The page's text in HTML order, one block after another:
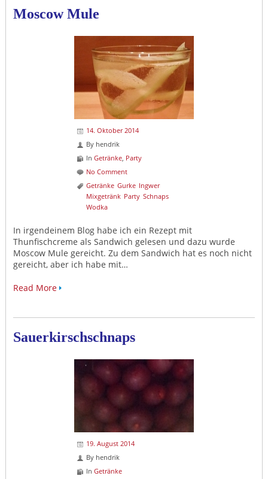
Moscow Mule
14. Oktober 2014
By hendrik
In Getränke, Party
No Comment
Getränke Gurke Ingwer
Mixgetränk Party Schnaps
Wodka
In irgendeinem Blog habe ich ein Rezept mit
Thunfischcreme als Sandwich gelesen und dazu wurde
Moscow Mule gereicht. Zu dem Sandwich hat es noch nicht
gereicht, aber ich habe mit…
Read More
Sauerkirschschnaps
19. August 2014
By hendrik
In Getränke